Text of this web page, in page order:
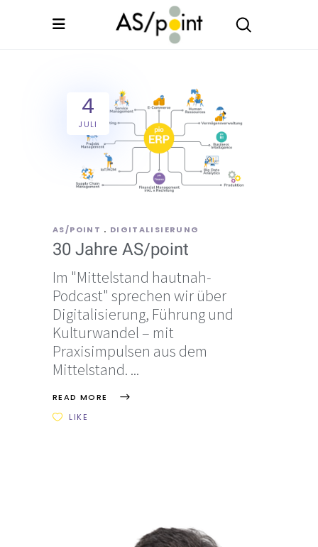
4
JULI
AS/POINT DIGITALISIERUNG
30 Jahre AS/point
Im "Mittelstand hautnah-
Podcast" sprechen wir über
Digitalisierung, Führung und
Kulturwandel – mit
Praxisimpulsen aus dem
Mittelstand.
READ MORE
LIKE